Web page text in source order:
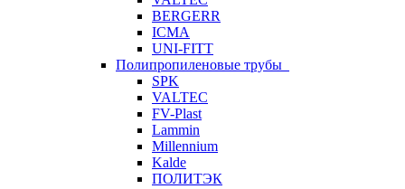
BERGERR
ICMA
UNI-FITT
Полипропиленовые трубы
SPK
VALTEC
FV-Plast
Lammin
Millennium
Kalde
ПОЛИТЭК